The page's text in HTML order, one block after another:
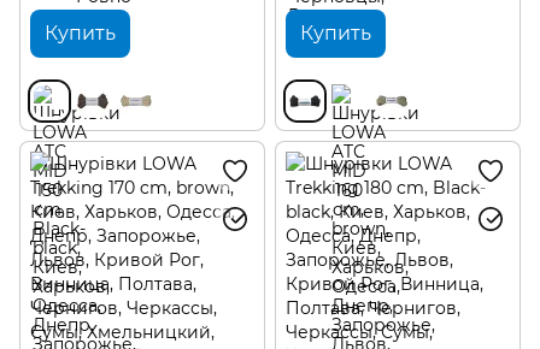
Купить Купить